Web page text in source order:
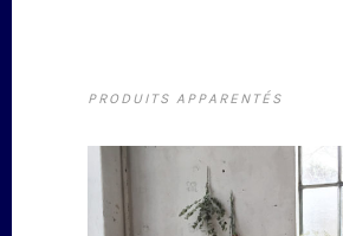
PRODUITS APPARENTÉS